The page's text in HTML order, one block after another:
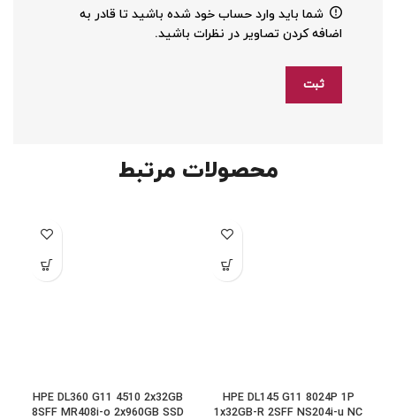
شما باید وارد حساب خود شده باشید تا قادر به
اضافه کردن تصاویر در نظرات باشید.
محصولات مرتبط
HPE DL145 G11 8024P 1P
1x32GB-R 2SFF NS204i-u NC
HPE DL360 G11 4510 2x32GB
8SFF MR408i-o 2x960GB SSD